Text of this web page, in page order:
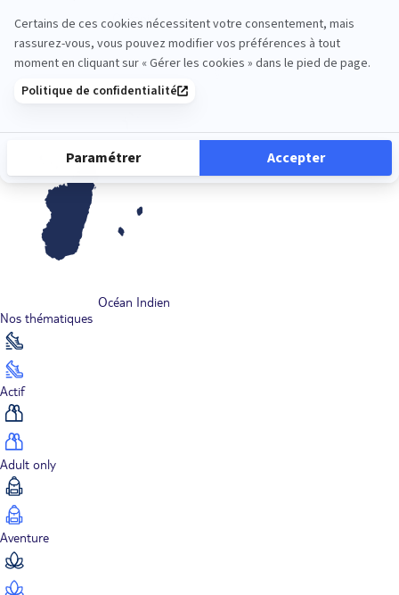
Océanie
Océan Indien
Nos thématiques
Actif
Adult only
Aventure